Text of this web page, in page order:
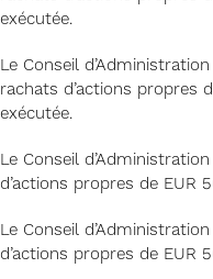
exécutée.
Le Conseil
rachats d’actions propres
exécutée.
Le Conseil
d’actions propres de EUR
Le Conseil
d’actions propres de EUR